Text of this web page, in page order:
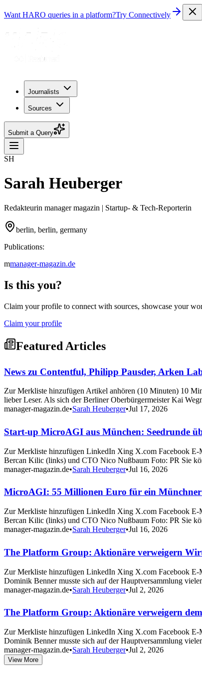
Want HARO queries in a platform?Try Connectively
Journalists
Sources
Submit a Query
SH
Sarah Heuberger
Redakteurin manager magazin | Startup- & Tech-Reporterin
berlin, berlin, germany
Publications:
mmanager-magazin.de
Is this you?
Claim your profile to connect with sources, showcase your
Claim your profile
Featured Articles
News zu Contentful, Philipp Pausder, Arken
Zur Merkliste hinzufügen Artikel anhören (10 Minuten) 10
lieber Leser. Als sich der Berliner Oberbürgermeister Kai
manager-magazin.de•Sarah Heuberger•Jul 17, 2026
Start-up MicroAGI aus München: Seedrunde
Zur Merkliste hinzufügen LinkedIn Xing X.com Facebook
Bercan Kilic (links) und CTO Nico Nußbaum Foto: PR Sie
manager-magazin.de•Sarah Heuberger•Jul 16, 2026
MicroAGI: 55 Millionen Euro für ein
Zur Merkliste hinzufügen LinkedIn Xing X.com Facebook
Bercan Kilic (links) und CTO Nico Nußbaum Foto: PR Sie
manager-magazin.de•Sarah Heuberger•Jul 16, 2026
The Platform Group: Aktionäre verweigern
Zur Merkliste hinzufügen LinkedIn Xing X.com Facebook
Dominik Benner musste sich auf der Hauptversammlung
manager-magazin.de•Sarah Heuberger•Jul 2, 2026
The Platform Group: Aktionäre verweigern
Zur Merkliste hinzufügen LinkedIn Xing X.com Facebook
Dominik Benner musste sich auf der Hauptversammlung
manager-magazin.de•Sarah Heuberger•Jul 2, 2026
View More